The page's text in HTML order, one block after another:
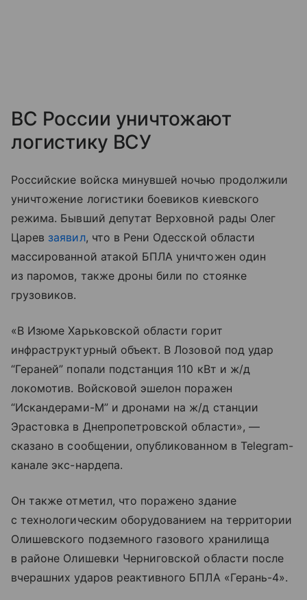
ВС России уничтожают
логистику ВСУ
Российские войска минувшей ночью продолжили
уничтожение логистики боевиков киевского
режима. Бывший депутат Верховной рады Олег
Царев заявил, что в Рени Одесской области
массированной атакой БПЛА уничтожен один
из паромов, также дроны били по стоянке
грузовиков.
«В Изюме Харьковской области горит
инфраструктурный объект. В Лозовой под удар
“Гераней” попали подстанция 110 кВт и ж/д
локомотив. Войсковой эшелон поражен
“Искандерами-М” и дронами на ж/д станции
Эрастовка в Днепропетровской области», —
сказано в сообщении, опубликованном в Telegram-
канале экс-нардепа.
Он также отметил, что поражено здание
с технологическим оборудованием на территории
Олишевского подземного газового хранилища
в районе Олишевки Черниговской области после
вчерашних ударов реактивного БПЛА «Герань-4».